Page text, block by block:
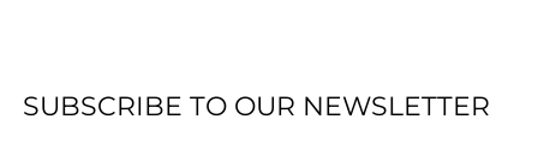
SUBSCRIBE TO OUR NEWSLETTER